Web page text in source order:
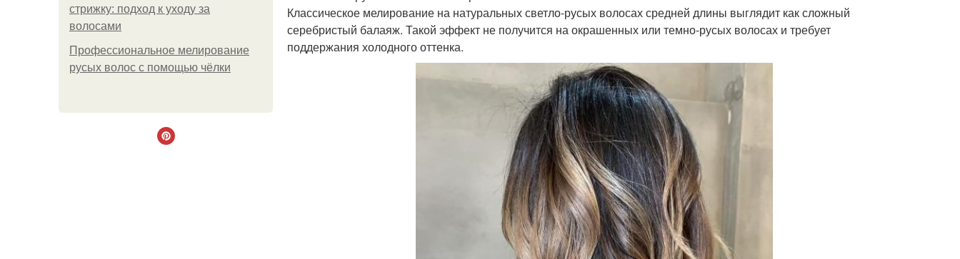
стрижку: подход к уходу за
волосами
Профессиональное мелирование
русых волос с помощью чёлки
Мелирование на
волосы
Окрашивание на темные
волосы
Вьющиеся волосы
Стрижки для вьющихся
волос
Стрижки для тонких
волос
Классическое мелирование на натуральных светло-русых волосах средней длины выглядит как сложный
серебристый балаяж. Такой эффект не получится на окрашенных или темно-русых волосах и требует
поддержания холодного оттенка.